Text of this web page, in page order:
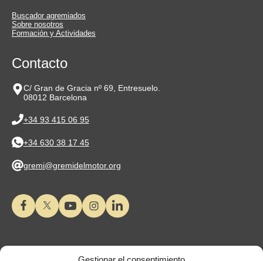
Buscador agremiados
Sobre nosotros
Formación y Actividades
Contacto
C/ Gran de Gracia nº 69, Entresuelo.
08012 Barcelona
+34 93 415 06 95
+34 630 38 17 45
gremi@gremidelmotor.org